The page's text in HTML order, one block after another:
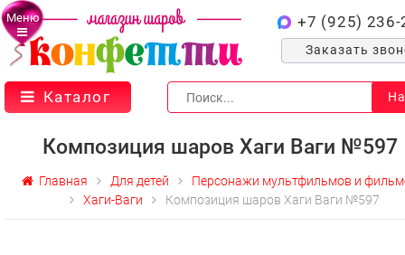
Меню +7 (925) 236-
Заказать
Каталог
Композиция шаров Хаги Ваги №597
Главная Для детей
Персонажи мультфильмов и
Хаги-Ваги
Композиция шаров Хаги Ваги №597